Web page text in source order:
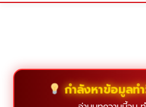
กำลังหาข้อมูลท